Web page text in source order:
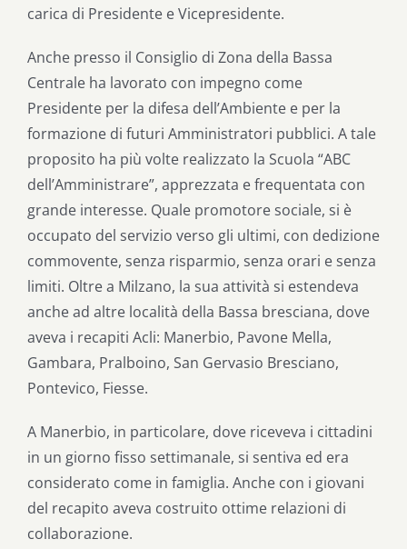
carica di Presidente e Vicepresidente.
Anche presso il Consiglio di Zona della Bassa
Centrale ha lavorato con impegno come
Presidente per la difesa dell’Ambiente e per la
formazione di futuri Amministratori pubblici. A tale
proposito ha più volte realizzato la Scuola “ABC
dell’Amministrare”, apprezzata e frequentata con
grande interesse. Quale promotore sociale, si è
occupato del servizio verso gli ultimi, con dedizione
commovente, senza risparmio, senza orari e senza
limiti. Oltre a Milzano, la sua attività si estendeva
anche ad altre località della Bassa bresciana, dove
aveva i recapiti Acli: Manerbio, Pavone Mella,
Gambara, Pralboino, San Gervasio Bresciano,
Pontevico, Fiesse.
A Manerbio, in particolare, dove riceveva i cittadini
in un giorno fisso settimanale, si sentiva ed era
considerato come in famiglia. Anche con i giovani
del recapito aveva costruito ottime relazioni di
collaborazione.